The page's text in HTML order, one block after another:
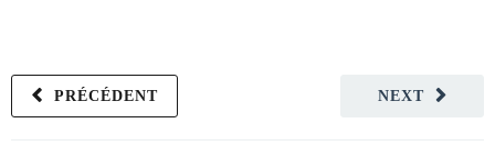
NEXT
PRÉCÉDENT